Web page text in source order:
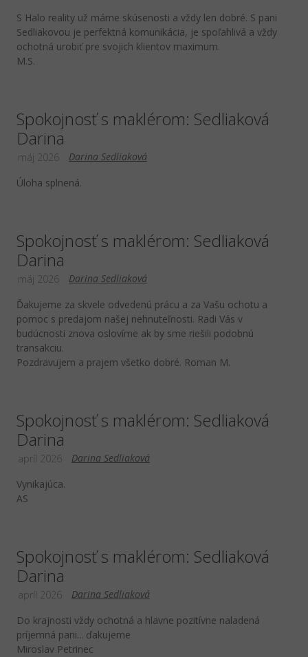
S Halo reality už máme skúsenosti a vždy len dobré. S pani
Sedliakovou je perfektná komunikácia, je spoľahlivá a vždy
ochotná urobiť pre svojich klientov maximum.
M.S.
Spokojnosť s maklérom: Sedliaková
Darina
Darina Sedliaková
máj 2026
Úloha splnená.
Spokojnosť s maklérom: Sedliaková
Darina
Darina Sedliaková
máj 2026
Ďakujeme za skvele odvedenú prácu a za Vašu ochotu a
pomoc s predajom našej nehnuteľnosti. Radi Vás v
budúcnosti znova oslovíme ak by sme riešili podobnú
transakciu.
Pozdravujem a prajem všetko dobré. Roman M.
Spokojnosť s maklérom: Sedliaková
Darina
Darina Sedliaková
apríl 2026
Vynikajúca.
AS
Spokojnosť s maklérom: Sedliaková
Darina
Darina Sedliaková
apríl 2026
Do krajnosti vždy ochotná a hlavne pozitívne naladená
príjemná pani... ďakujeme
Miroslav Petrinec